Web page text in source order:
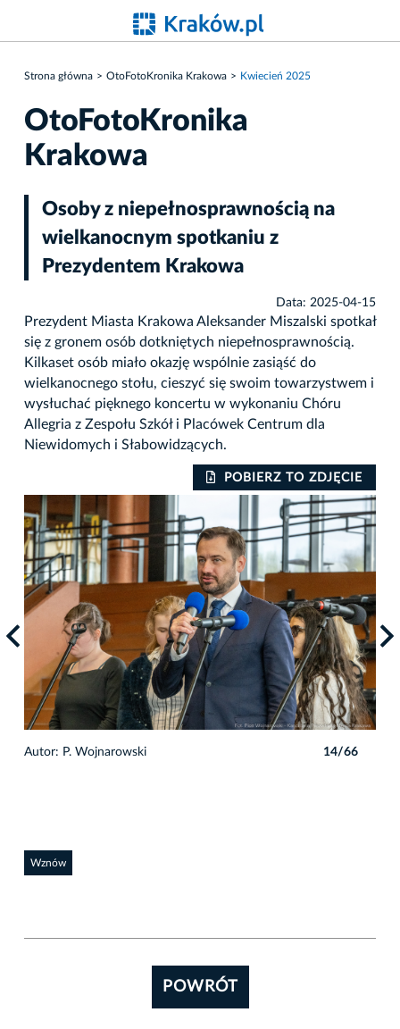
Strona główna OtoFotoKronika Krakowa Kwiecień 2025
OtoFotoKronika
Krakowa
Osoby z niepełnosprawnością na
wielkanocnym spotkaniu z
Prezydentem Krakowa
Data: 2025-04-15
Prezydent Miasta Krakowa Aleksander Miszalski spotkał
się z gronem osób dotkniętych niepełnosprawnością.
Kilkaset osób miało okazję wspólnie zasiąść do
wielkanocnego stołu, cieszyć się swoim towarzystwem i
wysłuchać pięknego koncertu w wykonaniu Chóru
Allegria z Zespołu Szkół i Placówek Centrum dla
Niewidomych i Słabowidzących.
POBIERZ TO ZDJĘCIE
Autor: P. Wojnarowski 14/66
Wznów
POWRÓT